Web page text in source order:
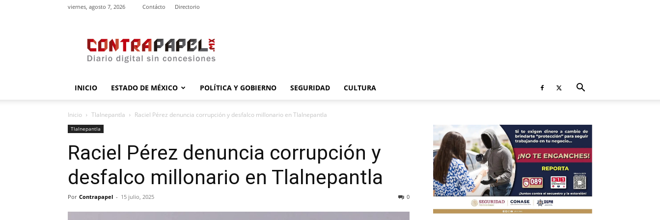
viernes, agosto 7, 2026 Contácto Directorio
INICIO ESTADO DE MÉXICO POLÍTICA Y GOBIERNO SEGURIDAD CULTURA
Inicio Tlalnepantla Raciel Pérez denuncia corrupción y desfalco millonario en Tlalnepantla
Tlalnepantla
Raciel Pérez denuncia corrupción y
desfalco millonario en Tlalnepantla
Por Contrapapel - 15 julio, 2025 0